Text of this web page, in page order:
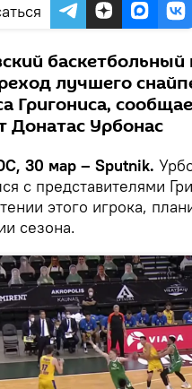
лучшего
Григониса,
Донатас Урбонас
30 мар – Sputnik.
с представителями
этого игрока,
сезона.